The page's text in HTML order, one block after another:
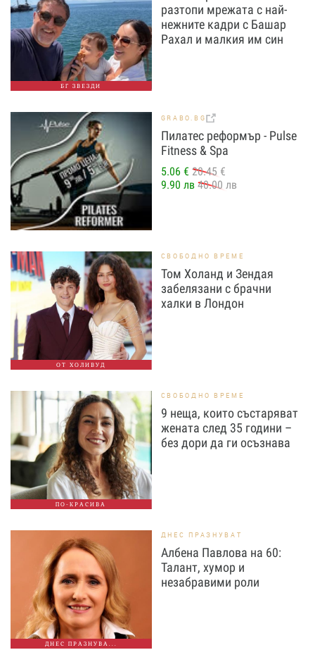
БГ ЗВЕЗДИ
разтопи мрежата с най-
нежните кадри с Башар
Рахал и малкия им син
GRABO.BG
Пилатес реформър - Pulse
Fitness & Spa
5.06 € 20.45 €
9.90 лв 40.00 лв
ОТ ХОЛИВУД
СВОБОДНО ВРЕМЕ
Том Холанд и Зендая
забелязани с брачни
халки в Лондон
ПО-КРАСИВА
СВОБОДНО ВРЕМЕ
9 неща, които състаряват
жената след 35 години –
без дори да ги осъзнава
ДНЕС ПРАЗНУВА...
ДНЕС ПРАЗНУВАТ
Албена Павлова на 60:
Талант, хумор и
незабравими роли